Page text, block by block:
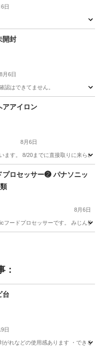
日
開封
8月6日
認はできてません。
アアイロン
8月6日
ます。 8/20までに直接取りに来られ
プロセッサー❷ パナソニッ
8月6日
フードプロセッサーです。 みじん
：
台
日
れなどの使用感あります ・できる